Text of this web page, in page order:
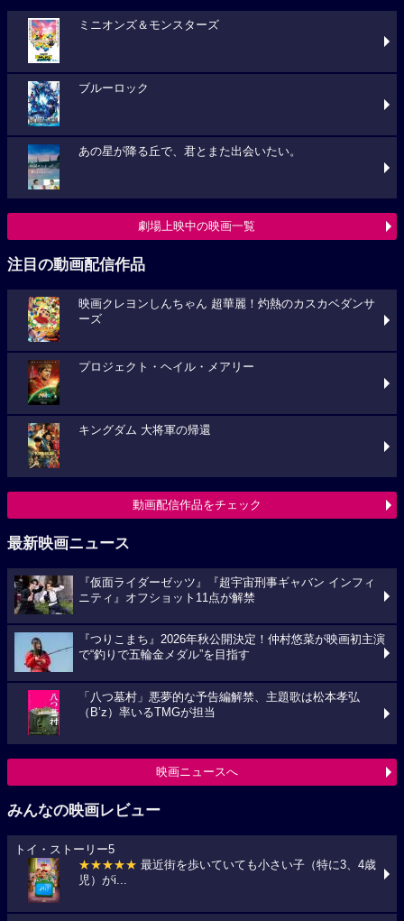
ミニオンズ＆モンスターズ
ブルーロック
あの星が降る丘で、君とまた出会いたい。
劇場上映中の映画一覧
注目の動画配信作品
映画クレヨンしんちゃん 超華麗！灼熱のカスカベダンサ
ーズ
プロジェクト・ヘイル・メアリー
キングダム 大将軍の帰還
動画配信作品をチェック
最新映画ニュース
『仮面ライダーゼッツ』『超宇宙刑事ギャバン インフィ
ニティ』オフショット11点が解禁
『つりこまち』2026年秋公開決定！仲村悠菜が映画初主演
で“釣りで五輪金メダル”を目指す
「八つ墓村」悪夢的な予告編解禁、主題歌は松本孝弘
（B’z）率いるTMGが担当
映画ニュースへ
みんなの映画レビュー
トイ・ストーリー5
★★★★★ 最近街を歩いていても小さい子（特に3、4歳
児）がi...